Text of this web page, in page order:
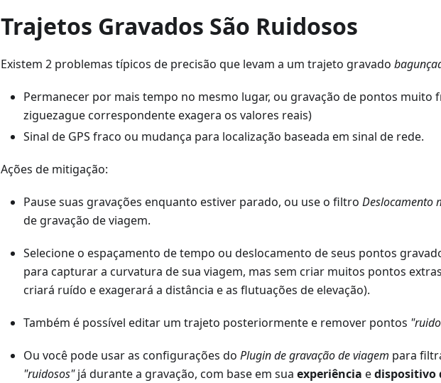
Trajetos Gravados São Ruidosos
Existem 2 problemas típicos de precisão que levam a um trajeto gravado
Permanecer por mais tempo no mesmo lugar, ou gravação de pontos muito
ziguezague correspondente exagera os valores reais)
Sinal de GPS fraco ou mudança para localização baseada em sinal de rede.
Ações de mitigação:
Pause suas gravações enquanto estiver parado, ou use o filtro Deslocamento
de gravação de viagem.
Selecione o espaçamento de tempo ou deslocamento de seus pontos
para capturar a curvatura de sua viagem, mas sem criar muitos pontos
criará ruído e exagerará a distância e as flutuações de elevação).
Também é possível editar um trajeto posteriormente e remover pontos
Ou você pode usar as configurações do Plugin de gravação de viagem para
"ruidosos"já durante a gravação, com base em sua experiência edispositivo